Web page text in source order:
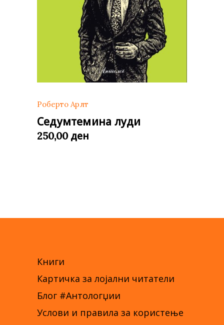
Роберто Арлт
Седумтемина луди
250,00 ден
Книги
Картичка за лојални читатели
Блог #Антологџии
Услови и правила за користење